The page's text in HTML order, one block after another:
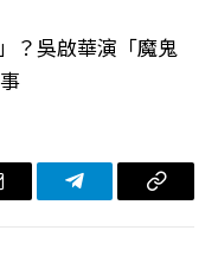
？吳啟華演「魔鬼
Telegram复